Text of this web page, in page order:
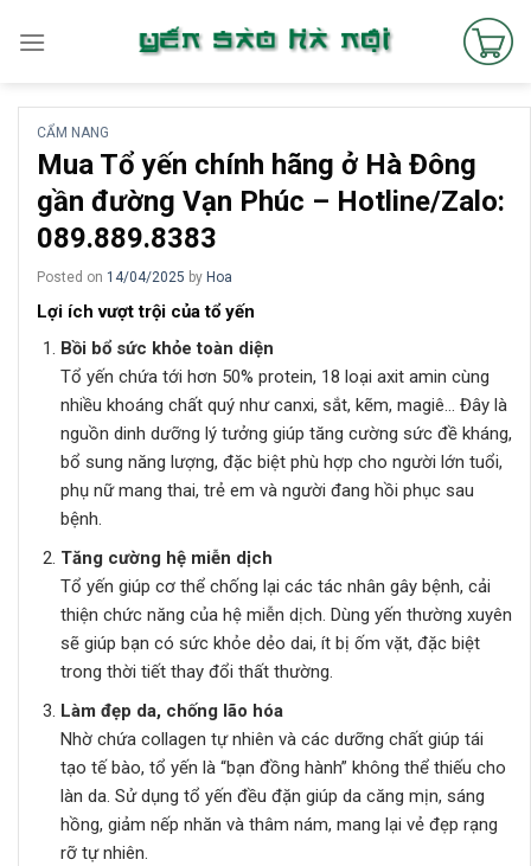
CẨM NANG
Mua Tổ yến chính hãng ở Hà Đông
gần đường Vạn Phúc – Hotline/Zalo:
089.889.8383
Posted on 14/04/2025 by Hoa
Lợi ích vượt trội của tổ yến
Bồi bổ sức khỏe toàn diện
Tổ yến chứa tới hơn 50% protein, 18 loại axit amin cùng
nhiều khoáng chất quý như canxi, sắt, kẽm, magiê… Đây là
nguồn dinh dưỡng lý tưởng giúp tăng cường sức đề kháng,
bổ sung năng lượng, đặc biệt phù hợp cho người lớn tuổi,
phụ nữ mang thai, trẻ em và người đang hồi phục sau
bệnh.
Tăng cường hệ miễn dịch
Tổ yến giúp cơ thể chống lại các tác nhân gây bệnh, cải
thiện chức năng của hệ miễn dịch. Dùng yến thường xuyên
sẽ giúp bạn có sức khỏe dẻo dai, ít bị ốm vặt, đặc biệt
trong thời tiết thay đổi thất thường.
Làm đẹp da, chống lão hóa
Nhờ chứa collagen tự nhiên và các dưỡng chất giúp tái
tạo tế bào, tổ yến là “bạn đồng hành” không thể thiếu cho
làn da. Sử dụng tổ yến đều đặn giúp da căng mịn, sáng
hồng, giảm nếp nhăn và thâm nám, mang lại vẻ đẹp rạng
rỡ tự nhiên.